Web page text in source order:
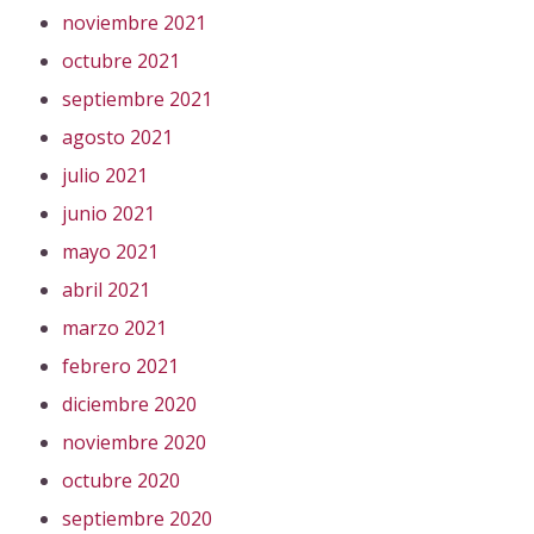
noviembre 2021
octubre 2021
septiembre 2021
agosto 2021
julio 2021
junio 2021
mayo 2021
abril 2021
marzo 2021
febrero 2021
diciembre 2020
noviembre 2020
octubre 2020
septiembre 2020